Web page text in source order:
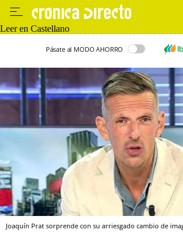
Leer en Castellano
Pásate al MODO AHORRO
Joaquín Prat sorprende con su arriesgado cambio de